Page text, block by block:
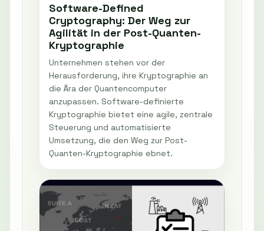
Software-Defined
Cryptography: Der Weg zur
Agilität in der Post-Quanten-
Kryptographie
Unternehmen stehen vor der
Herausforderung, ihre Kryptographie an
die Ära der Quantencomputer
anzupassen. Software-definierte
Kryptographie bietet eine agile, zentrale
Steuerung und automatisierte
Umsetzung, die den Weg zur Post-
Quanten-Kryptographie ebnet.